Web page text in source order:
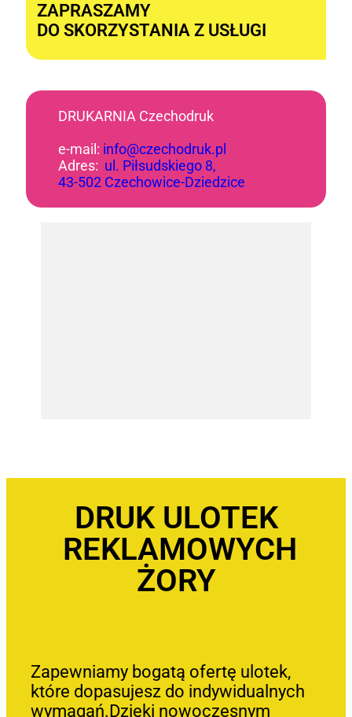
ZAPRASZAMY
DO SKORZYSTANIA Z USŁUGI
DRUKARNIA Czechodruk
e-mail: info@czechodruk.pl
Adres: ul. Piłsudskiego 8,
43-502 Czechowice-Dziedzice
DRUK ULOTEK
REKLAMOWYCH
ŻORY
Zapewniamy bogatą ofertę ulotek,
które dopasujesz do indywidualnych
wymagań.Dzięki nowoczesnym